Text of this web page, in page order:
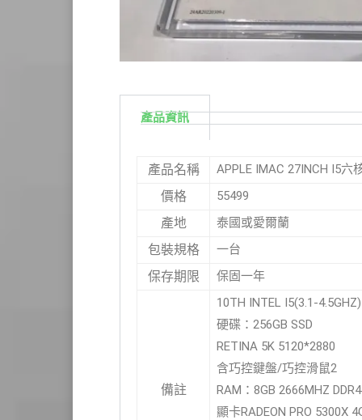
產品資訊
產品名稱 APPLE IMAC 27INCH I5六
價格 55499
產地 泰國或愛爾蘭
包裝規格 一台
保存期限 保固一年
備註
10TH INTEL I5(3.1-4.5GHZ)
硬碟：256GB SSD
RETINA 5K 5120*2880
含巧控鍵盤/巧控滑鼠2
RAM：8GB 2666MHZ DDR4
顯卡RADEON PRO 5300X